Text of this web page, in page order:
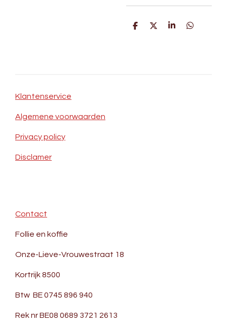
D
D
S
D
Klantenservice
Algemene voorwaarden
Privacy policy
Disclamer
Contact
Follie en koffie
Onze-Lieve-Vrouwestraat 18
Kortrijk 8500
Btw BE 0745 896 940
Rek nr BE08 0689 3721 2613